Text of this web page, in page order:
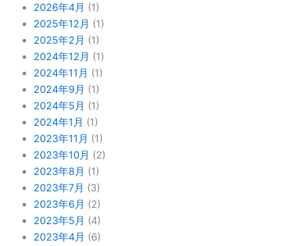
2026年4月 (1)
2025年12月 (1)
2025年2月 (1)
2024年12月 (1)
2024年11月 (1)
2024年9月 (1)
2024年5月 (1)
2024年1月 (1)
2023年11月 (1)
2023年10月 (2)
2023年8月 (1)
2023年7月 (3)
2023年6月 (2)
2023年5月 (4)
2023年4月 (6)